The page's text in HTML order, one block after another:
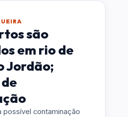
são
em rio de
Jordão;
possível contaminação